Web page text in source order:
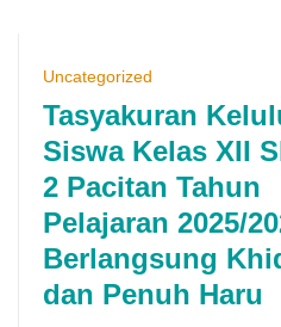
Uncategorized
Tasyakuran
Siswa Kelas XII
2 Pacitan Tahun
Pelajaran 2025/
Berlangsung
dan Penuh Haru